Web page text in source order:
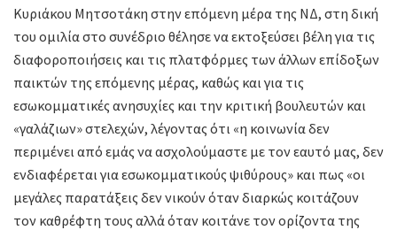
Κυριάκου Μητσοτάκη στην επόμενη μέρα της ΝΔ, στη δική
του ομιλία στο συνέδριο θέλησε να εκτοξεύσει βέλη για τις
διαφοροποιήσεις και τις πλατφόρμες των άλλων επίδοξων
παικτών της επόμενης μέρας, καθώς και για τις
εσωκομματικές ανησυχίες και την κριτική βουλευτών και
«γαλάζιων» στελεχών, λέγοντας ότι «η κοινωνία δεν
περιμένει από εμάς να ασχολούμαστε με τον εαυτό μας, δεν
ενδιαφέρεται για εσωκομματικούς ψιθύρους» και πως «οι
μεγάλες παρατάξεις δεν νικούν όταν διαρκώς κοιτάζουν
τον καθρέφτη τους αλλά όταν κοιτάνε τον ορίζοντα της